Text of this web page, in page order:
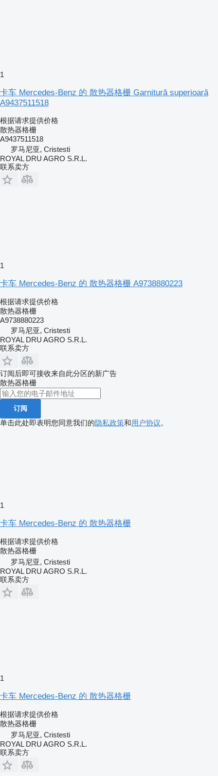
1
卡车 Mercedes-Benz 的 散热器格栅 Garnitură superioară
A9437511518
根据请求提供价格
散热器格栅
A9437511518
罗马尼亚, Cristesti
ROYAL DRU AGRO S.R.L.
联系卖方
1
卡车 Mercedes-Benz 的 散热器格栅 A9738880223
根据请求提供价格
散热器格栅
A9738880223
罗马尼亚, Cristesti
ROYAL DRU AGRO S.R.L.
联系卖方
订阅后即可接收来自此分区的新广告
散热器格栅
订阅
单击此处即表明您同意我们的隐私政策和用户协议。
1
卡车 Mercedes-Benz 的 散热器格栅
根据请求提供价格
散热器格栅
罗马尼亚, Cristesti
ROYAL DRU AGRO S.R.L.
联系卖方
1
卡车 Mercedes-Benz 的 散热器格栅
根据请求提供价格
散热器格栅
罗马尼亚, Cristesti
ROYAL DRU AGRO S.R.L.
联系卖方